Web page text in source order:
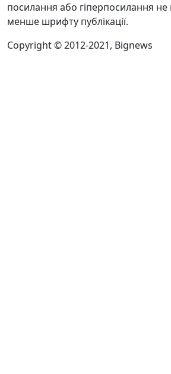
посилання або гіперпосилання
менше шрифту публікації.
Copyright © 2012-2021, Bignews